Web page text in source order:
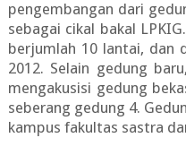
pengembangan dari
sebagai cikal bakal
berjumlah 10 lantai, dan
2012. Selain gedung
mengakusisi gedung
seberang gedung 4.
kampus fakultas sastra